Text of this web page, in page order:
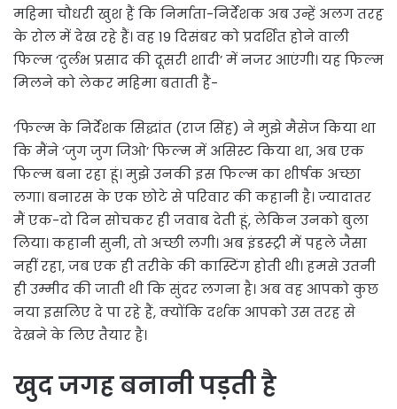
महिमा चौधरी खुश हैं कि निर्माता-निर्देशक अब उन्हें अलग तरह
के रोल में देख रहे हैं। वह 19 दिसंबर को प्रदर्शित होने वाली
फिल्म ‘दुर्लभ प्रसाद की दूसरी शादी’ में नजर आएंगी। यह फिल्म
मिलने को लेकर महिमा बताती हैं-
‘फिल्म के निर्देशक सिद्धांत (राज सिंह) ने मुझे मैसेज किया था
कि मैंने ‘जुग जुग जिओ’ फिल्म में असिस्ट किया था, अब एक
फिल्म बना रहा हूं। मुझे उनकी इस फिल्म का शीर्षक अच्छा
लगा। बनारस के एक छोटे से परिवार की कहानी है। ज्यादातर
मैं एक-दो दिन सोचकर ही जवाब देती हूं, लेकिन उनको बुला
लिया। कहानी सुनी, तो अच्छी लगी। अब इंडस्ट्री में पहले जैसा
नहीं रहा, जब एक ही तरीके की कास्टिंग होती थी। हमसे उतनी
ही उम्मीद की जाती थी कि सुंदर लगना है। अब वह आपको कुछ
नया इसलिए दे पा रहे हैं, क्योंकि दर्शक आपको उस तरह से
देखने के लिए तैयार है।
खुद जगह बनानी पड़ती है